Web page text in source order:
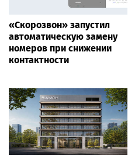
«Скорозвон» запустил
автоматическую замену
номеров при снижении
контактности